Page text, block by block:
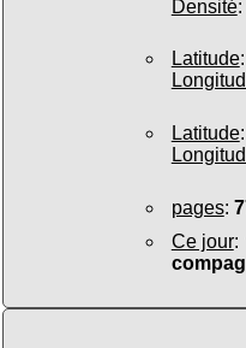
Densité:
Latitude:
Latitude:
pages:
Ce jour: